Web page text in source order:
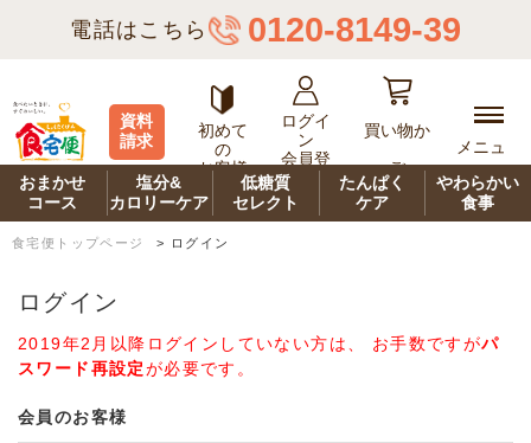
電話はこちら 0120-8149-39
資料
請求
初めて
の
お客様
ログイ
ン
会員登
買い物か
ご
メニュ
ー
おまかせ
コース
塩分&
カロリーケア
低糖質
セレクト
たんぱく
ケア
やわらかい
食事
食宅便トップページ > ログイン
ログイン
2019年2月以降ログインしていない方は、 お手数ですがパ
スワード再設定が必要です。
会員のお客様